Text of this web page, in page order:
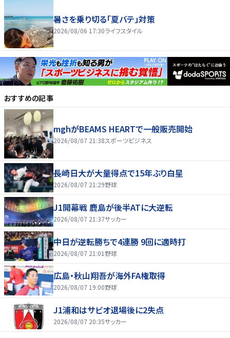
暑さを乗り切る「夏バテ」対策
2026/08/06 17:30ライフスタイル
おすすめの記事
mghがBEAMS HEARTで一般販売開始
2026/08/07 21:38スポーツビジネス
長崎日大が大量得点で15年ぶり白星
2026/08/07 21:29野球
J1開幕戦 鹿島が後半ATに大逆転
2026/08/07 21:37サッカー
中日が逆転勝ちで4連勝 9回に適時打
2026/08/07 21:01 野球
広島・秋山翔吾が海外FA権取得
2026/08/07 19:00野球
J1浦和はサビオ退場後に2失点
2026/08/07 20:35サッカー